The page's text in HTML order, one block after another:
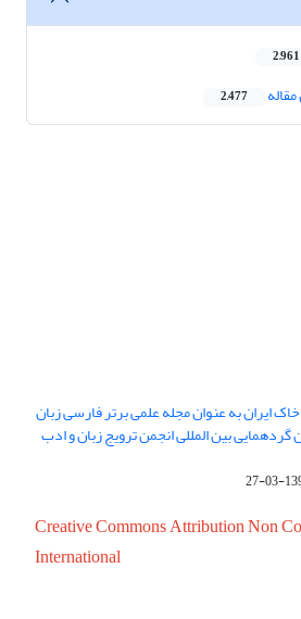
2,961
2,477
ایران به عنوان مجله علمی برتر فارسی زبان
گردهمایی بین المللی انجمن ترویج زبان و ادب
Creative Commons Attribution Non
International